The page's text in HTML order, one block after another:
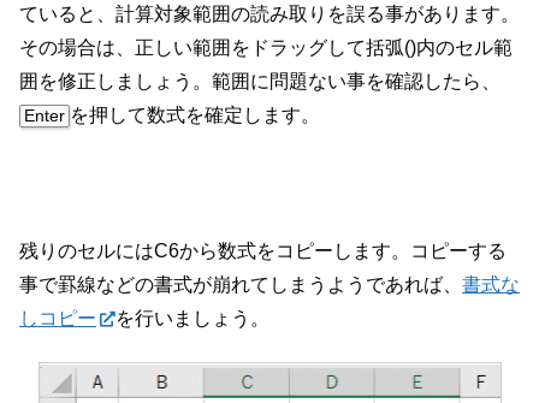
ていると、計算対象範囲の読み取りを誤る事があります。
その場合は、正しい範囲をドラッグして括弧()内のセル範
囲を修正しましょう。範囲に問題ない事を確認したら、
Enter を押して数式を確定します。
残りのセルにはC6から数式をコピーします。コピーする
事で罫線などの書式が崩れてしまうようであれば、 書式な
しコピー
を行いましょう。